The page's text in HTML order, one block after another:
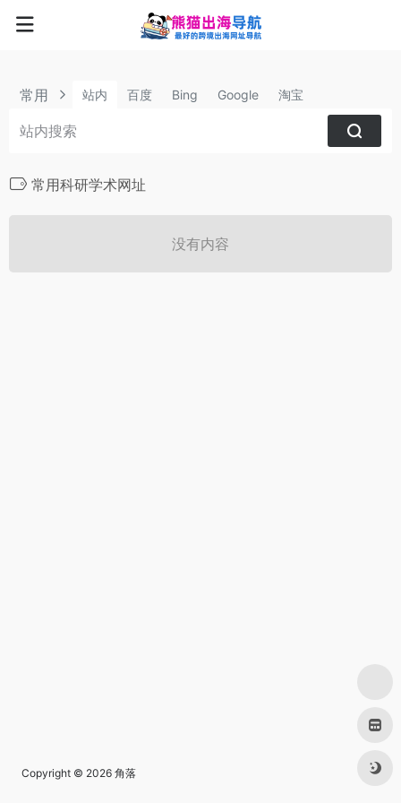
常用 站内 百度 Bing Google 淘宝
常用科研学术网址
没有内容
Copyright © 2026 角落